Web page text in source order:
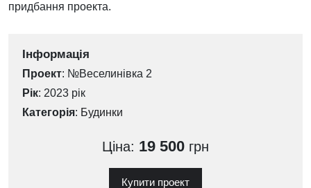
придбання проекта.
Інформація
Проект: №Веселинівка 2
Рік: 2023 рік
Категорія: Будинки
Ціна: 19 500 грн
Купити проект